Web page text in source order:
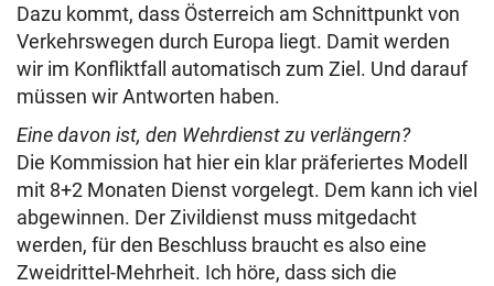
Dazu kommt, dass Österreich am Schnittpunkt von
Verkehrswegen durch Europa liegt. Damit werden
wir im Konfliktfall automatisch zum Ziel. Und darauf
müssen wir Antworten haben.
Eine davon ist, den Wehrdienst zu verlängern?
Die Kommission hat hier ein klar präferiertes Modell
mit 8+2 Monaten Dienst vorgelegt. Dem kann ich viel
abgewinnen. Der Zivildienst muss mitgedacht
werden, für den Beschluss braucht es also eine
Zweidrittel-Mehrheit. Ich höre, dass sich die